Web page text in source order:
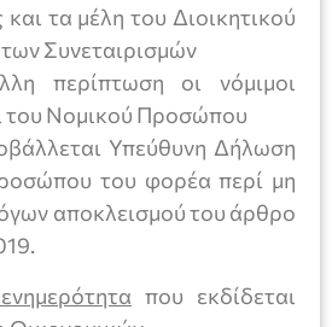
τα μέλη του Διοικητικού
Συνεταιρισμών
περίπτωση οι νόμιμοι
του Νομικού Προσώπου
Υπεύθυνη Δήλωση
του φορέα περί μη
αποκλεισμού του άρθρο
που εκδίδεται